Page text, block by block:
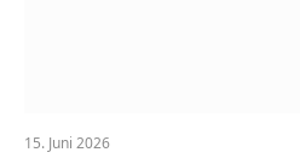
15. Juni 2026